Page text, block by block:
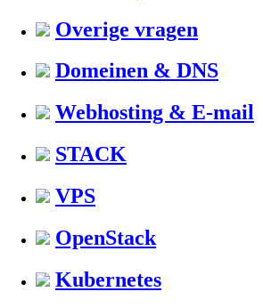
Overige vragen
Domeinen & DNS
Webhosting & E-mail
STACK
VPS
OpenStack
Kubernetes